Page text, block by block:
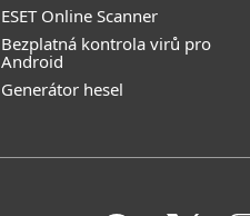
ESET Online Scanner
Bezplatná kontrola virů pro
Android
Generátor hesel